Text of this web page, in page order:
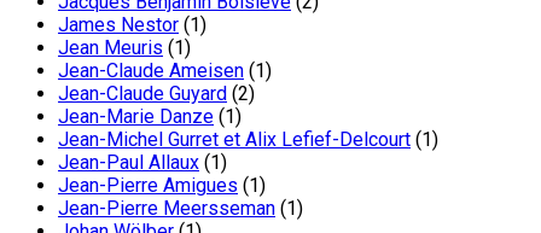
James Nestor (1)
Jean Meuris (1)
Jean-Claude Ameisen (1)
Jean-Claude Guyard (2)
Jean-Marie Danze (1)
Jean-Michel Gurret et Alix Lefief-Delcourt (1)
Jean-Paul Allaux (1)
Jean-Pierre Amigues (1)
Jean-Pierre Meersseman (1)